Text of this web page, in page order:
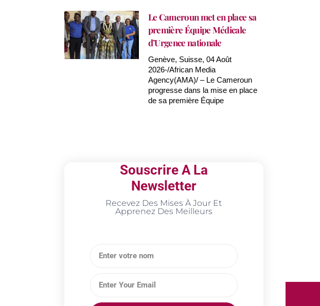
Le Cameroun met en place sa
première Équipe Médicale
d’Urgence nationale
Genève, Suisse, 04 Août
2026-/African Media
Agency(AMA)/ – Le Cameroun
progresse dans la mise en place
de sa première Équipe
Souscrire A La
Newsletter
Recevez Des Mises À Jour Et
Apprenez Des Meilleurs